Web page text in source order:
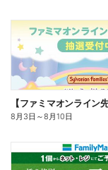
8月3日 ～8月10日